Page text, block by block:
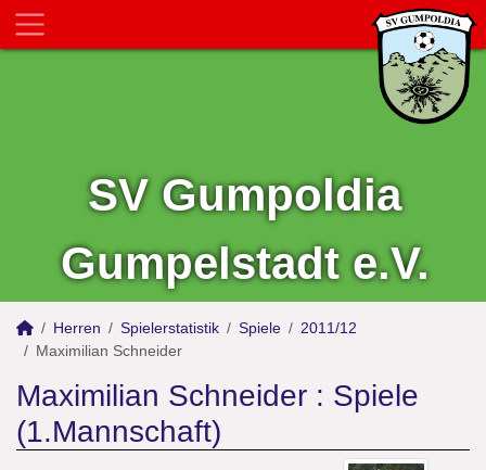
SV Gumpoldia
Gumpelstadt e.V.
Herren Spielerstatistik Spiele
2011/12
Maximilian Schneider
Maximilian Schneider : Spiele
(1.Mannschaft)